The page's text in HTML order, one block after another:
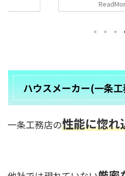
きる家の紹
&nbsp ...
は大手のハウスメーカ
参考になればと思い
2designfukuoka公式
例紹介、積水ハウス ...
ハウスメーカー(一条
一条工務店の性能に惚れ